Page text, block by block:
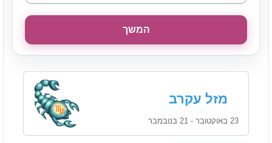
המשך
מזל עקרב
23 באוקטובר - 21 בנובמבר